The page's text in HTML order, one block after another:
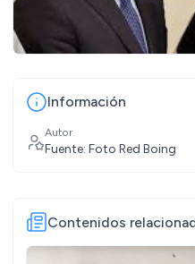
Información
Autor
Fuente: Foto Red Boing
Contenidos